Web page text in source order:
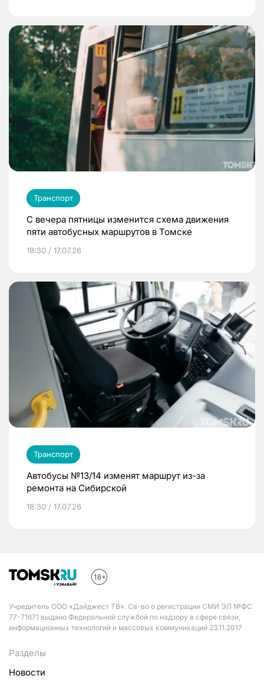
Транспорт
С вечера пятницы изменится схема движения
пяти автобусных маршрутов в Томске
19:30 / 17.07.26
Транспорт
Автобусы №13/14 изменят маршрут из-за
ремонта на Сибирской
18:30 / 17.07.26
Учредитель ООО «Дайджест ТВ». Св-во о регистрации СМИ ЭЛ №ФС
77-71671 выдано Федеральной службой по надзору в сфере связи,
информационных технологий и массовых коммуникаций 23.11.2017
Разделы
Новости